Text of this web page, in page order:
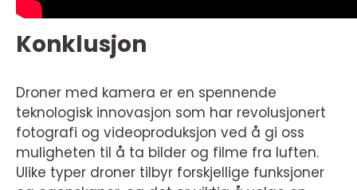
Konklusjon
Droner med kamera er en spennende
teknologisk innovasjon som har revolusjonert
fotografi og videoproduksjon ved å gi oss
muligheten til å ta bilder og filme fra luften.
Ulike typer droner tilbyr forskjellige funksjoner